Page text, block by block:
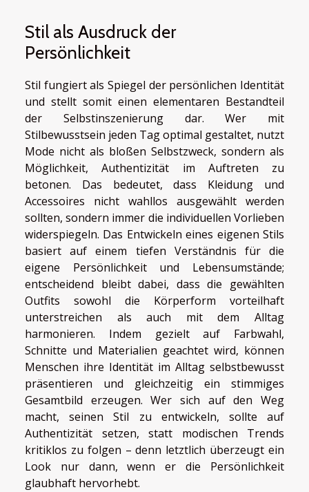
Stil als Ausdruck der
Persönlichkeit
Stil fungiert als Spiegel der persönlichen Identität
und stellt somit einen elementaren Bestandteil
der Selbstinszenierung dar. Wer mit
Stilbewusstsein jeden Tag optimal gestaltet, nutzt
Mode nicht als bloßen Selbstzweck, sondern als
Möglichkeit, Authentizität im Auftreten zu
betonen. Das bedeutet, dass Kleidung und
Accessoires nicht wahllos ausgewählt werden
sollten, sondern immer die individuellen Vorlieben
widerspiegeln. Das Entwickeln eines eigenen Stils
basiert auf einem tiefen Verständnis für die
eigene Persönlichkeit und Lebensumstände;
entscheidend bleibt dabei, dass die gewählten
Outfits sowohl die Körperform vorteilhaft
unterstreichen als auch mit dem Alltag
harmonieren. Indem gezielt auf Farbwahl,
Schnitte und Materialien geachtet wird, können
Menschen ihre Identität im Alltag selbstbewusst
präsentieren und gleichzeitig ein stimmiges
Gesamtbild erzeugen. Wer sich auf den Weg
macht, seinen Stil zu entwickeln, sollte auf
Authentizität setzen, statt modischen Trends
kritiklos zu folgen – denn letztlich überzeugt ein
Look nur dann, wenn er die Persönlichkeit
glaubhaft hervorhebt.